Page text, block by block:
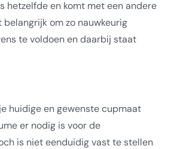
hetzelfde en komt met een andere
belangrijk om zo nauwkeurig
te voldoen en daarbij staat
huidige en gewenste cupmaat
er nodig is voor de
is niet eenduidig vast te stellen